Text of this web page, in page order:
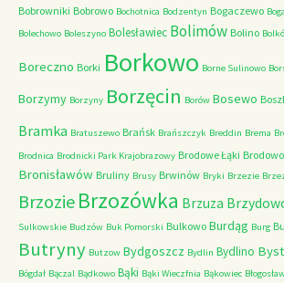
Bobrowniki Bobrowo Bochotnica Bodzentyn Bogaczewo
Bolechowo Boleszyno Bolesławiec Bolimów Bolino
Boreczno Borki Borkowo Borne Sulinowo
Borzymy Borzyny Borzęcin Borów Bosewo
Bramka Bratuszewo Brańsk Brańszczyk Breddin Brema
Brodnica Brodnicki Park Krajobrazowy Brodowe Łąki Brodowo
Bronisławów Bruliny Brusy Brwinów Bryki Brzezie
Brzozie Brzozówka Brzuza
Sulkowskie Budzów Buk Pomorski Bulkowo Burdąg Burg
Butryny Butzow Bydgoszcz Bydlin Bydlino
Bógdał Bączal Bądkowo Bąki Bąki Wieczfnia Bąkowiec